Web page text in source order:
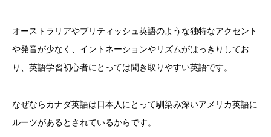
オーストラリアやブリティッシュ英語のような独特なアクセント
や発音が少なく、イントネーションやリズムがはっきりしてお
り、英語学習初心者にとっては聞き取りやすい英語です。
なぜならカナダ英語は日本人にとって馴染み深いアメリカ英語に
ルーツがあるとされているからです。